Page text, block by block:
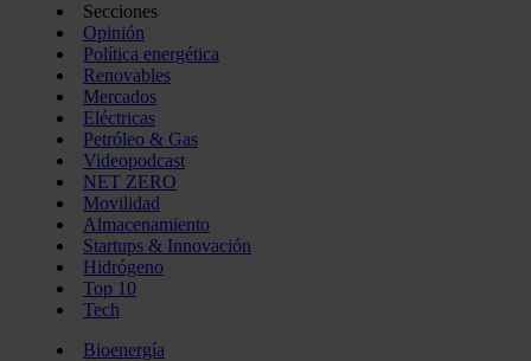
Secciones
Opinión
Política energética
Renovables
Mercados
Eléctricas
Petróleo & Gas
Videopodcast
NET ZERO
Movilidad
Almacenamiento
Startups & Innovación
Hidrógeno
Top 10
Tech
Bioenergía